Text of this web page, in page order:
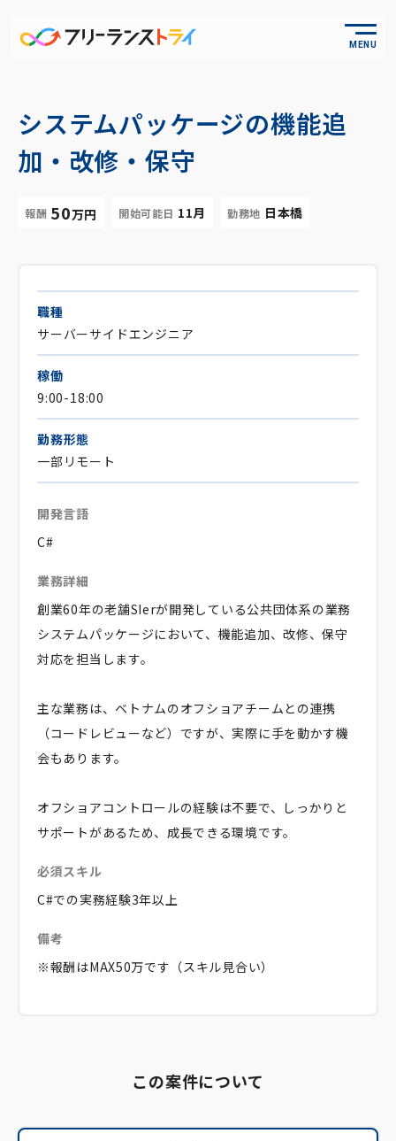
MENU
システムパッケージの機能追
加・改修・保守
報酬 50万円 開始可能日 11月 勤務地 日本橋
職種
サーバーサイドエンジニア
稼働
9:00-18:00
勤務形態
一部リモート
開発言語
C#
業務詳細
創業60年の老舗SIerが開発している公共団体系の業務
システムパッケージにおいて、機能追加、改修、保守
対応を担当します。
主な業務は、ベトナムのオフショアチームとの連携
（コードレビューなど）ですが、実際に手を動かす機
会もあります。
オフショアコントロールの経験は不要で、しっかりと
サポートがあるため、成長できる環境です。
必須スキル
C#での実務経験3年以上
備考
※報酬はMAX50万です（スキル見合い）
この案件について